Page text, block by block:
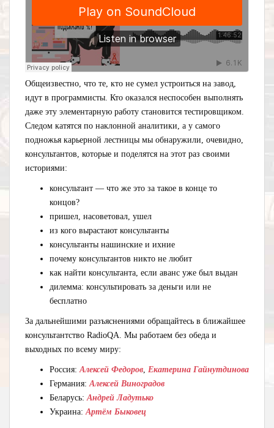
Общеизвестно, что те, кто не сумел устроиться на завод,
идут в программисты. Кто оказался неспособен выполнять
даже эту элементарную работу становится тестировщиком.
Следом катятся по наклонной аналитики, а у самого
подножья карьерной лестницы мы обнаружили, очевидно,
консультантов, которые и поделятся на этот раз своими
историями:
консультант — что же это за такое в конце то
концов?
пришел, насоветовал, ушел
из кого вырастают консультанты
консультанты нашинские и ихние
почему консультантов никто не любит
как найти консультанта, если аванс уже был выдан
дилемма: консультировать за деньги или не
бесплатно
За дальнейшими разъяснениями обращайтесь в ближайшее
консультантство RadioQA. Мы работаем без обеда и
выходных по всему миру:
Россия:Алексей Федоров, Екатерина Гайнутдинова
Германия:Алексей Виноградов
Беларусь:Андрей Ладутько
Украина:Артём Быковец